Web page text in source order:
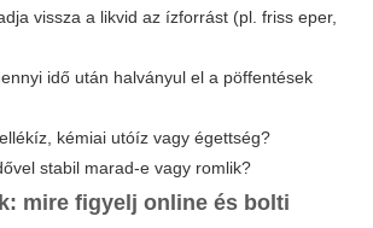
vissza a likvid az ízforrást (pl. friss eper,
idő után halványul el a pöffentések
kémiai utóíz vagy égettség?
stabil marad-e vagy romlik?
mire figyelj online és bolti